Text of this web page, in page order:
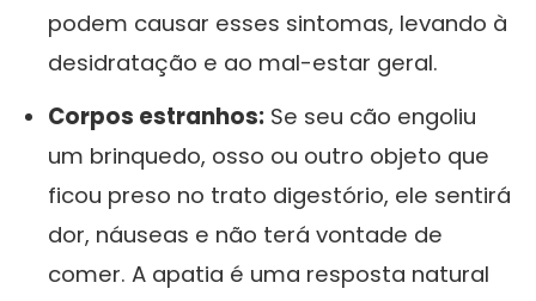
podem causar esses sintomas, levando à
desidratação e ao mal-estar geral.
Corpos estranhos: Se seu cão engoliu
um brinquedo, osso ou outro objeto que
ficou preso no trato digestório, ele sentirá
dor, náuseas e não terá vontade de
comer. A apatia é uma resposta natural